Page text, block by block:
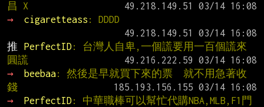
昌 X
→
cigaretteass : DDDD
推
PerfectID : 台灣人自卑,一個謊要用一百個謊來
圓謊
→
beebaa: 然後是早就買下來的票  就不用急著收
錢
→
PerfectID : 中華職棒可以幫忙代購NBA,MLB,F1門